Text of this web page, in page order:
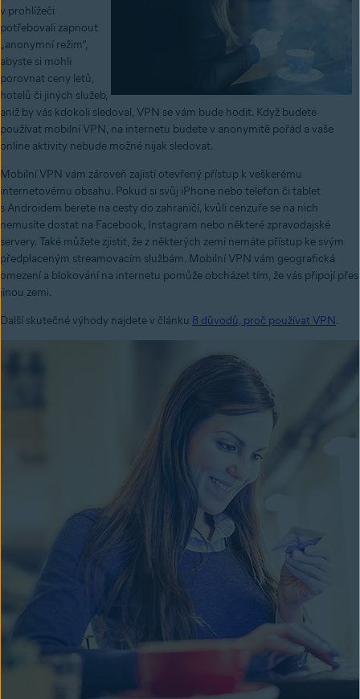
v prohlížeči
potřebovali zapnout
„anonymní režim“,
abyste si mohli
porovnat ceny letů,
hotelů či jiných služeb,
aniž by vás kdokoli sledoval, VPN se vám bude hodit. Když budete
používat mobilní VPN, na internetu budete v anonymitě pořád a vaše
online aktivity nebude možné nijak sledovat.
Mobilní VPN vám zároveň zajistí otevřený přístup k veškerému
internetovému obsahu. Pokud si svůj iPhone nebo telefon či tablet
s Androidem berete na cesty do zahraničí, kvůli cenzuře se na nich
nemusíte dostat na Facebook, Instagram nebo některé zpravodajské
servery. Také můžete zjistit, že z některých zemí nemáte přístup ke svým
předplaceným streamovacím službám. Mobilní VPN vám geografická
omezení a blokování na internetu pomůže obcházet tím, že vás připojí přes
jinou zemi.
Další skutečné výhody najdete v článku 8 důvodů, proč používat VPN.